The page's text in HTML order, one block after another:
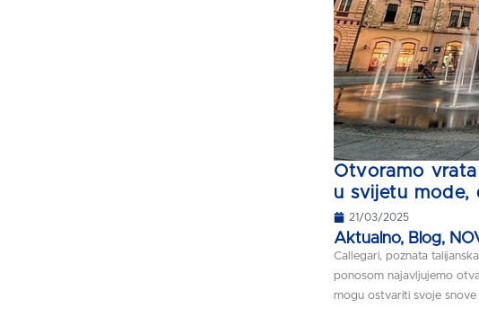
Otvoramo
u svijetu mode,
21/03/2025
Aktualno, Blog,
Callegari, poznata
ponosom najavljujemo
mogu ostvariti svoje snove